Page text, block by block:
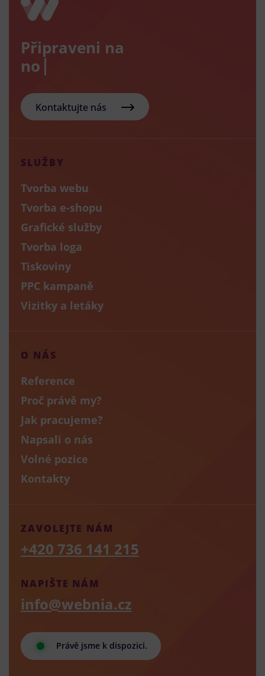
Připraveni na
nový e-
Kontaktujte nás
SLUŽBY
Tvorba webu
Tvorba e-shopu
Grafické služby
Tvorba loga
Tiskoviny
PPC kampaně
Vizitky a letáky
O NÁS
Reference
Proč právě my?
Jak pracujeme?
Napsali o nás
Volné pozice
Kontakty
Právě jsme k dispozici.
NAPIŠTE NÁM
info@webnia.cz
ZAVOLEJTE NÁM
+420 736 141 215